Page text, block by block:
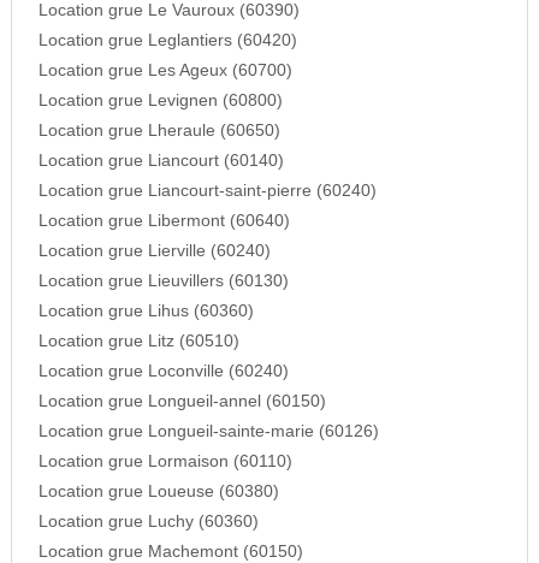
Location grue Le Vauroux (60390)
Location grue Leglantiers (60420)
Location grue Les Ageux (60700)
Location grue Levignen (60800)
Location grue Lheraule (60650)
Location grue Liancourt (60140)
Location grue Liancourt-saint-pierre (60240)
Location grue Libermont (60640)
Location grue Lierville (60240)
Location grue Lieuvillers (60130)
Location grue Lihus (60360)
Location grue Litz (60510)
Location grue Loconville (60240)
Location grue Longueil-annel (60150)
Location grue Longueil-sainte-marie (60126)
Location grue Lormaison (60110)
Location grue Loueuse (60380)
Location grue Luchy (60360)
Location grue Machemont (60150)